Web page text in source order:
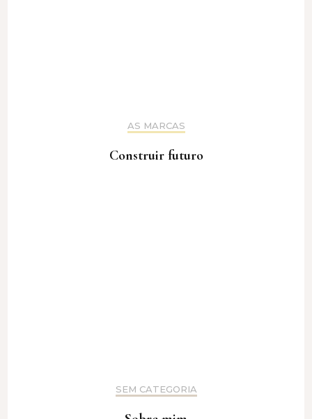
AS MARCAS
Construir futuro
SEM CATEGORIA